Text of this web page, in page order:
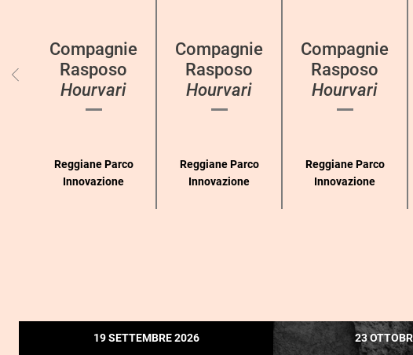
Compagnie
Rasposo
Hourvari
Reggiane Parco
Innovazione
Compagnie
Rasposo
Hourvari
Reggiane Parco
Innovazione
Compagnie
Rasposo
Hourvari
Reggiane Parco
Innovazione
19 SETTEMBRE 2026 23